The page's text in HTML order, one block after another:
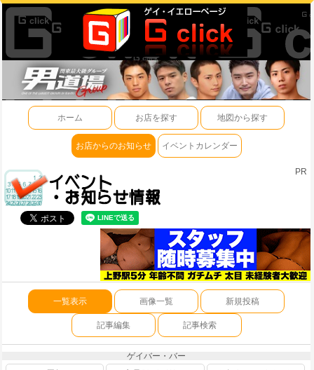
ホーム お店を探す 地図から探す
お店からのお知らせ イベントカレンダー
PR
一覧表示 画像一覧 新規投稿
記事編集 記事検索
ゲイバー・バー